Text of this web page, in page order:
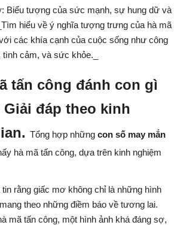
tấn công đánh con gì
đáp theo kinh
Tổng hợp những con số may mắn
hà mã tấn công, dựa trên kinh nghiệm
rằng giấc mơ không chỉ là những hình
theo những điềm báo về tương lai.
mã tấn công, một hình ảnh khá đáng sợ,